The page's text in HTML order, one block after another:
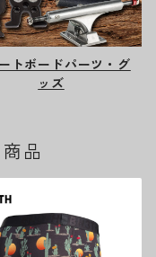
トボードパーツ・グ
ッズ
品